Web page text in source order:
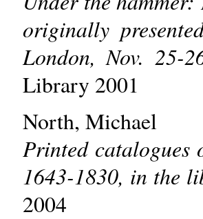
originally
London, Nov. 25-
Library 2001
North, Michael
Printed catalogues
1643-1830, in the
2004